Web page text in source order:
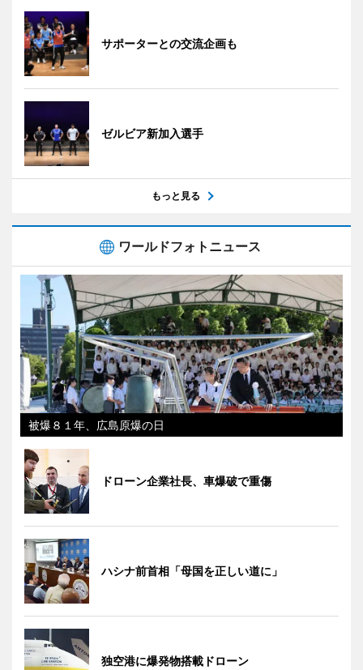
サポーターとの交流企画も
ゼルビア新加入選手
もっと見る
ワールドフォトニュース
被爆８１年、広島原爆の日
ドローン企業社長、車爆破で重傷
ハシナ前首相「母国を正しい道に」
独空港に爆発物搭載ドローン